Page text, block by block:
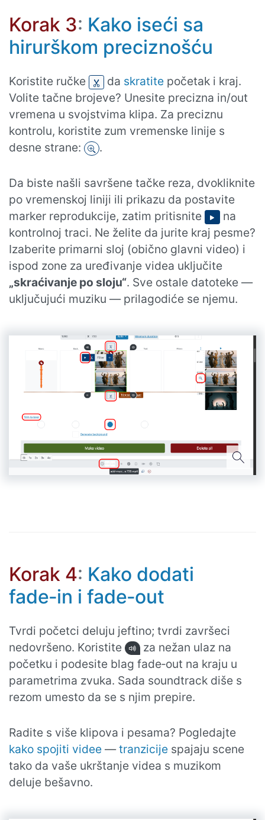
Korak 3: Kako iseći sa
hirurškom preciznošću
Koristite ručke da skratite početak i kraj.
Volite tačne brojeve? Unesite precizna in/out
vremena u svojstvima klipa. Za preciznu
kontrolu, koristite zum vremenske linije s
desne strane:
.
Da biste našli savršene tačke reza, dvokliknite
po vremenskoj liniji ili prikazu da postavite
marker reprodukcije, zatim pritisnite
na
kontrolnoj traci. Ne želite da jurite kraj pesme?
Izaberite primarni sloj (obično glavni video) i
ispod zone za uređivanje videa uključite
„skraćivanje po sloju“. Sve ostale datoteke —
uključujući muziku — prilagodiće se njemu.
Korak 4: Kako dodati
fade‑in i fade‑out
Tvrdi početci deluju jeftino; tvrdi završeci
nedovršeno. Koristite
za nežan ulaz na
početku i podesite blag fade‑out na kraju u
parametrima zvuka. Sada soundtrack diše s
rezom umesto da se s njim prepire.
Radite s više klipova i pesama? Pogledajte
kako spojiti videe —tranzicije spajaju scene
tako da vaše ukrštanje videa s muzikom
deluje bešavno.